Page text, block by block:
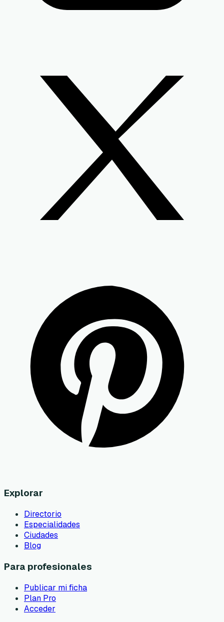
Explorar
Directorio
Especialidades
Ciudades
Blog
Para profesionales
Publicar mi ficha
Plan Pro
Acceder